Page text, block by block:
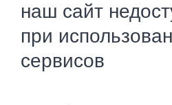
наш сайт
при
сервисов